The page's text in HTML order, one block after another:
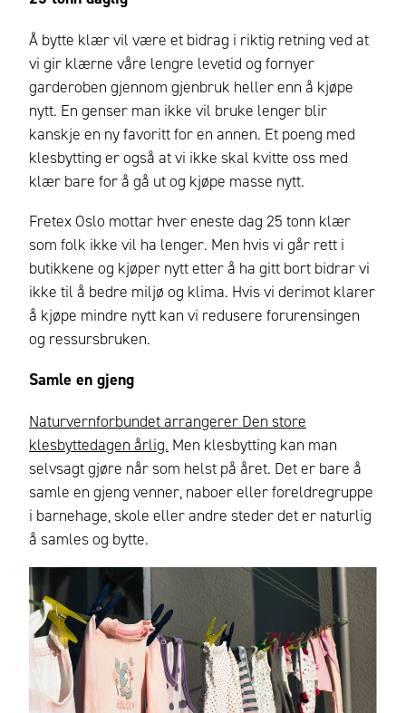
Å bytte klær vil være et bidrag i riktig retning ved at
vi gir klærne våre lengre levetid og fornyer
garderoben gjennom gjenbruk heller enn å kjøpe
nytt. En genser man ikke vil bruke lenger blir
kanskje en ny favoritt for en annen. Et poeng med
klesbytting er også at vi ikke skal kvitte oss med
klær bare for å gå ut og kjøpe masse nytt.
Fretex Oslo mottar hver eneste dag 25 tonn klær
som folk ikke vil ha lenger. Men hvis vi går rett i
butikkene og kjøper nytt etter å ha gitt bort bidrar vi
ikke til å bedre miljø og klima. Hvis vi derimot klarer
å kjøpe mindre nytt kan vi redusere forurensingen
og ressursbruken.
Samle en gjeng
Naturvernforbundet arrangerer Den store
klesbyttedagen årlig. Men klesbytting kan man
selvsagt gjøre når som helst på året. Det er bare å
samle en gjeng venner, naboer eller foreldregruppe
i barnehage, skole eller andre steder det er naturlig
å samles og bytte.